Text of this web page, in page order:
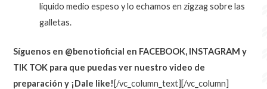
líquido medio espeso y lo echamos en zigzag sobre las
galletas.
Síguenos en @benotioficial en FACEBOOK, INSTAGRAM y
TIK TOK para que puedas ver nuestro video de
preparación y ¡Dale like! [/vc_column_text][/vc_column]